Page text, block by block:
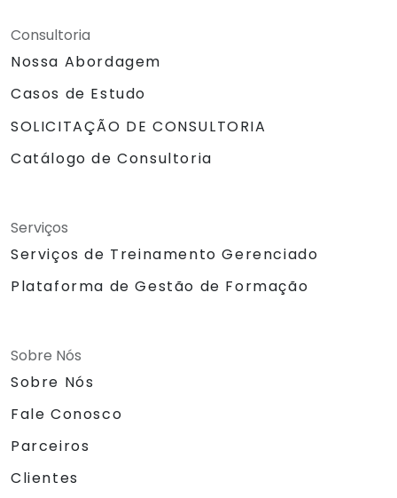
Consultoria
Nossa Abordagem
Casos de Estudo
SOLICITAÇÃO DE CONSULTORIA
Catálogo de Consultoria
Serviços
Serviços de Treinamento Gerenciado
Plataforma de Gestão de Formação
Sobre Nós
Sobre Nós
Fale Conosco
Parceiros
Clientes